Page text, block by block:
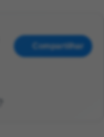
Compartilhar